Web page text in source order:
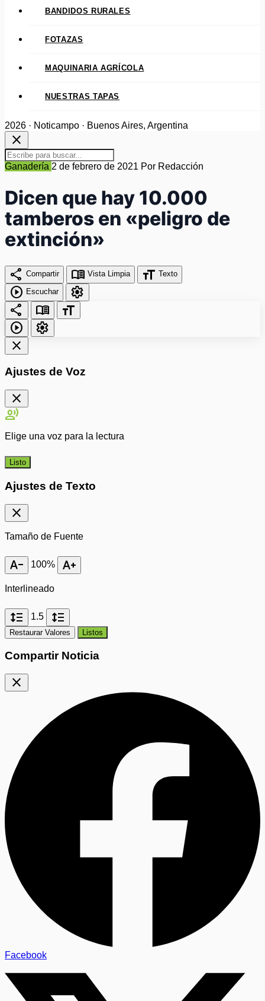
BANDIDOS RURALES
FOTAZAS
MAQUINARIA AGRÍCOLA
NUESTRAS TAPAS
2026 · Noticampo · Buenos Aires, Argentina
close
Ganadería 2 de febrero de 2021 Por Redacción
Dicen que hay 10.000
tamberos en «peligro de
extinción»
share Compartir menu_book Vista Limpia format_size Texto
play_circle Escuchar
settings
share
menu_book
format_size
play_circle
settings
close
Ajustes de Voz
close
record_voice_over
Elige una voz para la lectura
Listo
Ajustes de Texto
close
Tamaño de Fuente
text_decrease 100% text_increase
Interlineado
format_line_spacing 1.5 format_line_spacing
Restaurar Valores Listos
Compartir Noticia
close
Facebook